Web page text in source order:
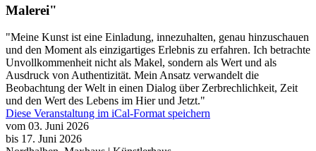
Malerei"
"Meine Kunst ist eine Einladung, innezuhalten, genau hinzuschauen
und den Moment als einzigartiges Erlebnis zu erfahren. Ich betrachte
Unvollkommenheit nicht als Makel, sondern als Wert und als
Ausdruck von Authentizität. Mein Ansatz verwandelt die
Beobachtung der Welt in einen Dialog über Zerbrechlichkeit, Zeit
und den Wert des Lebens im Hier und Jetzt."
Diese Veranstaltung im iCal-Format speichern
vom 03. Juni 2026
bis 17. Juni 2026